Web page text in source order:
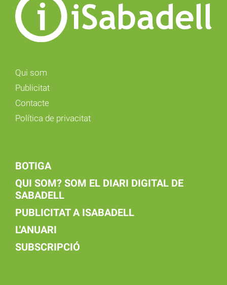
Qui som
Publicitat
Contacte
Política de privacitat
BOTIGA
QUI SOM? SOM EL DIARI DIGITAL DE
SABADELL
PUBLICITAT A ISABADELL
L'ANUARI
SUBSCRIPCIÓ